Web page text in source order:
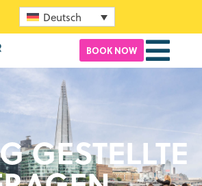
Deutsch
BOOK NOW
GESTELLTE